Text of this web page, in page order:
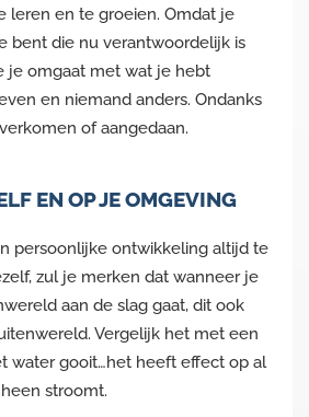
leren en te groeien. Omdat je
bent die nu verantwoordelijk is
je omgaat met wat je hebt
en niemand anders. Ondanks
of aangedaan.
EN OP JE OMGEVING
persoonlijke ontwikkeling altijd te
zul je merken dat wanneer je
aan de slag gaat, dit ook
Vergelijk het met een
water gooit…het heeft effect op al
stroomt.